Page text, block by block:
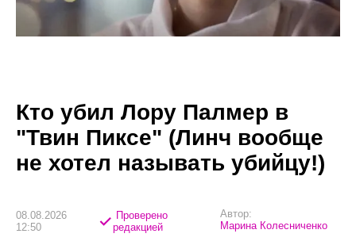
Кто убил Лору Палмер в
"Твин Пиксе" (Линч вообще
не хотел называть убийцу!)
08.08.2026
12:50
Проверено
редакцией
Автор:
Марина Колесниченко